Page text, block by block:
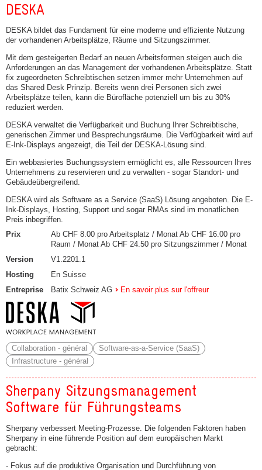
DESKA
DESKA bildet das Fundament für eine moderne und effiziente Nutzung
der vorhandenen Arbeitsplätze, Räume und Sitzungszimmer.
Mit dem gesteigerten Bedarf an neuen Arbeitsformen steigen auch die
Anforderungen an das Management der vorhandenen Arbeitsplätze. Statt
fix zugeordneten Schreibtischen setzen immer mehr Unternehmen auf
das Shared Desk Prinzip. Bereits wenn drei Personen sich zwei
Arbeitsplätze teilen, kann die Bürofläche potenziell um bis zu 30%
reduziert werden.
DESKA verwaltet die Verfügbarkeit und Buchung Ihrer Schreibtische,
generischen Zimmer und Besprechungsräume. Die Verfügbarkeit wird auf
E-Ink-Displays angezeigt, die Teil der DESKA-Lösung sind.
Ein webbasiertes Buchungssystem ermöglicht es, alle Ressourcen Ihres
Unternehmens zu reservieren und zu verwalten - sogar Standort- und
Gebäudeübergreifend.
DESKA wird als Software as a Service (SaaS) Lösung angeboten. Die E-
Ink-Displays, Hosting, Support und sogar RMAs sind im monatlichen
Preis inbegriffen.
Prix
Ab CHF 8.00 pro Arbeitsplatz / Monat Ab CHF 16.00 pro
Raum / Monat Ab CHF 24.50 pro Sitzungszimmer / Monat
Version
V1.2201.1
Hosting
En Suisse
Entreprise
Batix Schweiz AG En savoir plus sur l'offreur
Collaboration - général
Software-as-a-Service (SaaS)
Infrastructure - général
Sherpany Sitzungsmanagement
Software für Führungsteams
Sherpany verbessert Meeting-Prozesse. Die folgenden Faktoren haben
Sherpany in eine führende Position auf dem europäischen Markt
gebracht:
- Fokus auf die produktive Organisation und Durchführung von